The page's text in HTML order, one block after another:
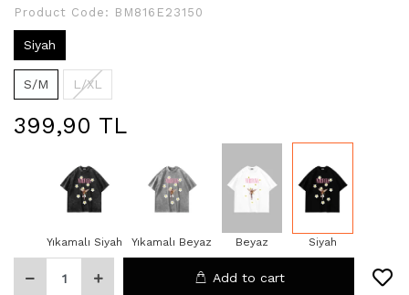
Product Code: BM816E23150
Siyah
S/M L/XL
399,90 TL
Yıkamalı Siyah Yıkamalı Beyaz Beyaz Siyah
Add to cart